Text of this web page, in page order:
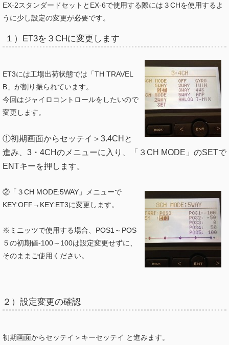
EX-2スタンダードセットとEX-6で使用する際には３CHを使用するよ
うに少し設定の変更が必要です。
１）ET3を３CHに変更します
ET3には工場出荷状態では「TH TRAVEL
B」が割り振られています。
今回はジャイロコントロールをしたいので
変更します。
①初期画面からセッテイ＞3.4CHと
進み、3・4CHのメニューに入り、
「３CH MODE」のSETで
ENTキーを押します。
②「３CH MODE:5WAY」メニューで
KEY:OFF→KEY:ET3に変更します。
※ミニッツで使用する場合、POS1～POS
５の初期値-100～100は設定変更せずに、
そのままご使用ください。
２）設定変更の確認
初期画面からセッテイ＞キーセッテイ と進みます。